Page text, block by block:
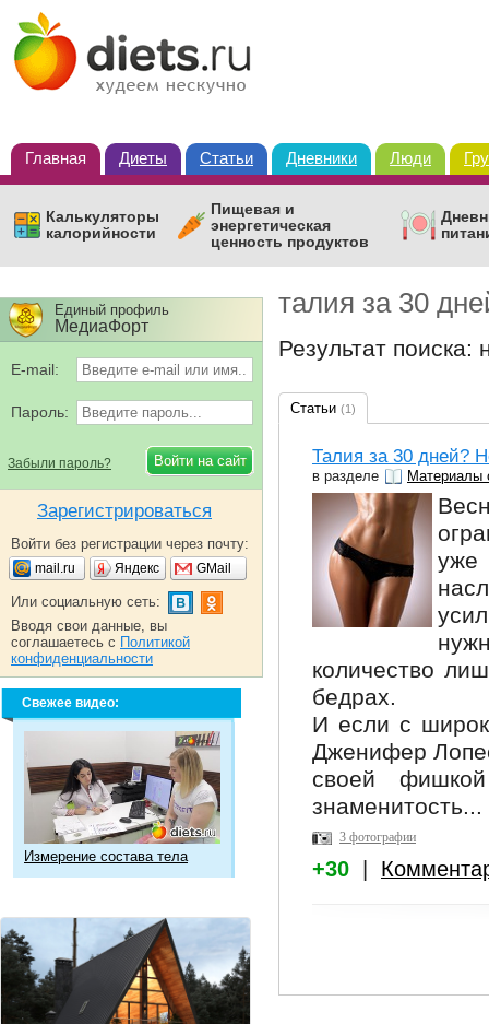
Главная Диеты Статьи Дневники Люди
Калькуляторы
калорийности
Пищевая и
энергетическая
ценность продуктов
талия за 30
Результат
Статьи (1)
Талия за 30 дней?
в разделе Материалы
уже
количество
бедрах.
И если с
Дженифер
своей
знаменитость...
3 фотографии
+30
Единый профиль
МедиаФорт
E-mail:
Пароль:
Забыли пароль?
Зарегистрироваться
Войти без регистрации через почту:
mail.ru Яндекс GMail
Или социальную сеть:
Вводя свои данные, вы
соглашаетесь с Политикой
конфиденциальности
Свежее видео:
Измерение состава тела